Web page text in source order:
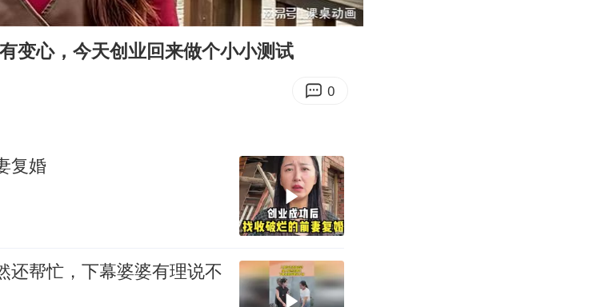
大跌
能滑雪”不实
》歌王
08:26
Enter
变心，今天创业回来做个小小测试
0
复婚
还帮忙，下幕婆婆有理说不